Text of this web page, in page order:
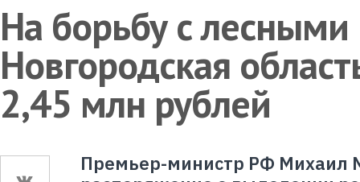
На борьбу с
Новгородская
2,45 млн рублей
Премьер-министр РФ Михаил